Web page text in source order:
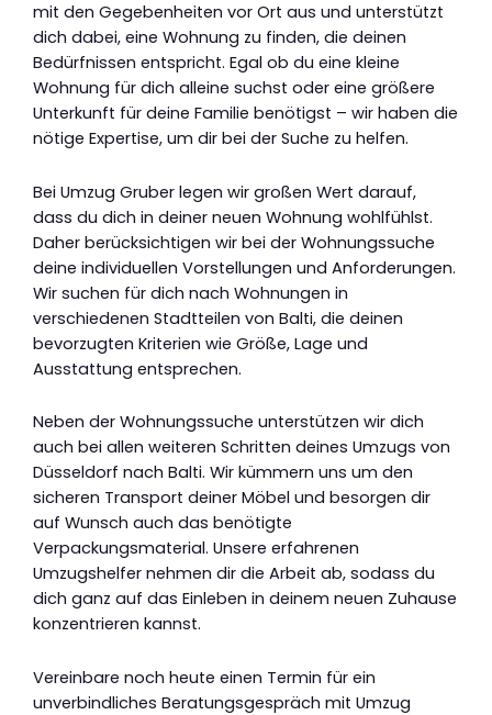
mit den Gegebenheiten vor Ort aus und unterstützt
dich dabei, eine Wohnung zu finden, die deinen
Bedürfnissen entspricht. Egal ob du eine kleine
Wohnung für dich alleine suchst oder eine größere
Unterkunft für deine Familie benötigst – wir haben die
nötige Expertise, um dir bei der Suche zu helfen.
Bei Umzug Gruber legen wir großen Wert darauf,
dass du dich in deiner neuen Wohnung wohlfühlst.
Daher berücksichtigen wir bei der Wohnungssuche
deine individuellen Vorstellungen und Anforderungen.
Wir suchen für dich nach Wohnungen in
verschiedenen Stadtteilen von Balti, die deinen
bevorzugten Kriterien wie Größe, Lage und
Ausstattung entsprechen.
Neben der Wohnungssuche unterstützen wir dich
auch bei allen weiteren Schritten deines Umzugs von
Düsseldorf nach Balti. Wir kümmern uns um den
sicheren Transport deiner Möbel und besorgen dir
auf Wunsch auch das benötigte
Verpackungsmaterial. Unsere erfahrenen
Umzugshelfer nehmen dir die Arbeit ab, sodass du
dich ganz auf das Einleben in deinem neuen Zuhause
konzentrieren kannst.
Vereinbare noch heute einen Termin für ein
unverbindliches Beratungsgespräch mit Umzug